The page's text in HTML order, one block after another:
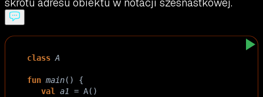
skrótu adresu obiektu w notacji szesnastkowej.
class A
fun main() {
val a1 = A()